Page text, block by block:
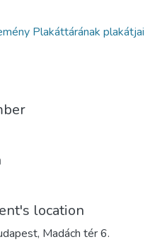
Plakáttárának plakátjai
location
Madách tér 6.